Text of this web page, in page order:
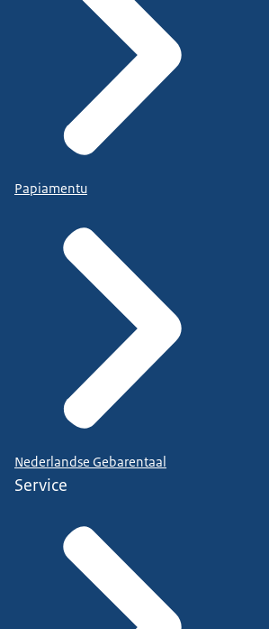
Papiamentu
Nederlandse Gebarentaal
Service